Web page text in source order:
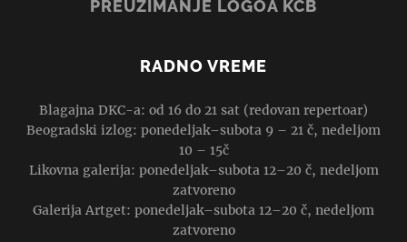
PREUZIMANJE LOGOA KCB
RADNO VREME
Blagajna DKC-a: od 16 do 21 sat (redovan repertoar)
Beogradski izlog: ponedeljak–subota 9 – 21 č, nedeljom
10 – 15č
Likovna galerija: ponedeljak–subota 12–20 č, nedeljom
zatvoreno
Galerija Artget: ponedeljak–subota 12–20 č, nedeljom
zatvoreno